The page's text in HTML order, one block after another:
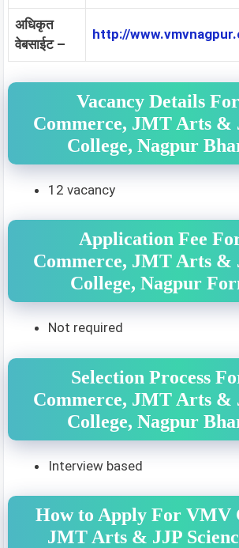
अधिकृत
वेबसाईट –
http://
Vacancy Details
Commerce, JMT Arts &
College, Nagpur
12 vacancy
Application Fee
Commerce, JMT Arts &
College, Nagpur
Not required
Selection Process
Commerce, JMT Arts &
College, Nagpur
Interview based
How to Apply For VMV
JMT Arts & JJP